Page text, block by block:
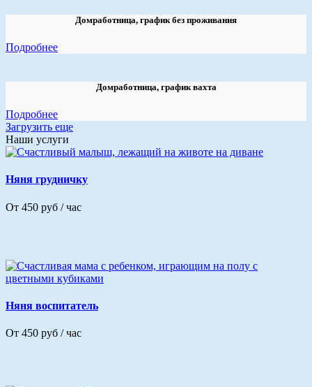
Домработница, график без проживания
Подробнее
Домработница, график вахта
Подробнее
Загрузить еще
Наши услуги
Няня грудничку
От 450 руб / час
Няня воспитатель
От 450 руб / час